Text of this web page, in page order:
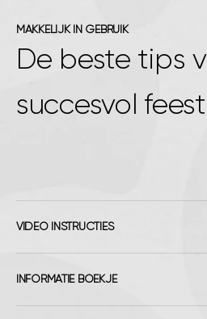
MAKKELIJK IN GEBRUIK
De beste tips
succesvol
VIDEO INSTRUCTIES
INFORMATIE BOEKJE